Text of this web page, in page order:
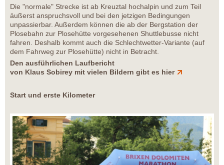
Die "normale" Strecke ist ab Kreuztal hochalpin und zum Teil
äußerst anspruchsvoll und bei den jetzigen Bedingungen
unpassierbar. Außerdem können die ab der Bergstation der
Plosebahn zur Plosehütte vorgesehenen Shuttlebusse nicht
fahren. Deshalb kommt auch die Schlechtwetter-Variante (auf
dem Fahrweg zur Plosehütte) nicht in Betracht.
Den ausführlichen Laufbericht
von Klaus Sobirey mit vielen Bildern gibt es hier
Start und erste Kilometer